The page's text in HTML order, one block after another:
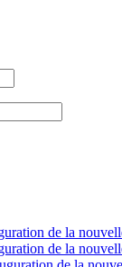
de la
de la